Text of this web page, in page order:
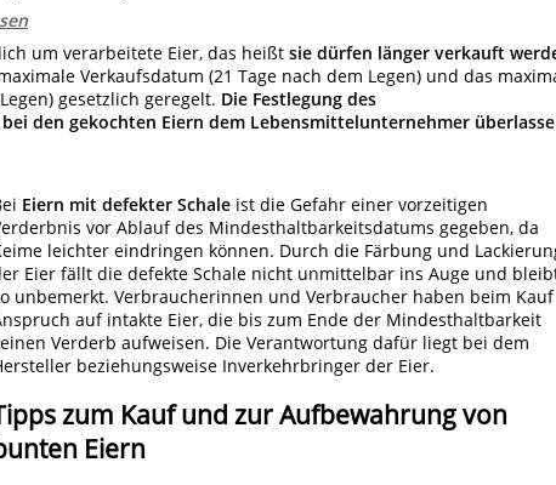
um verarbeitete Eier, das heißt sie dürfen länger verkauft
Verkaufsdatum (21 Tage nach dem Legen) und das
gesetzlich geregelt. Die Festlegung des
den gekochten Eiern dem Lebensmittelunternehmer
Eiern mit defekter Schaleist die Gefahr einer vorzeitigen
vor Ablauf des Mindesthaltbarkeitsdatums gegeben, da
leichter eindringen können. Durch die Färbung und
Eier fällt die defekte Schale nicht unmittelbar ins Auge und
unbemerkt. Verbraucherinnen und Verbraucher haben beim Kauf
auf intakte Eier, die bis zum Ende der Mindesthaltbarkeit
Verderb aufweisen. Die Verantwortung dafür liegt bei dem
beziehungsweise Inverkehrbringer der Eier.
zum Kauf und zur Aufbewahrung von
Eiern